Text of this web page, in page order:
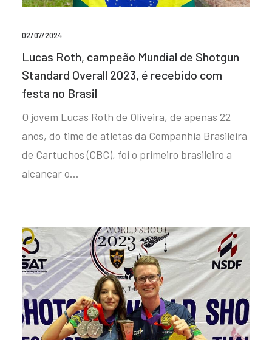
02/07/2024
Lucas Roth, campeão Mundial de Shotgun
Standard Overall 2023, é recebido com
festa no Brasil
O jovem Lucas Roth de Oliveira, de apenas 22
anos, do time de atletas da Companhia Brasileira
de Cartuchos (CBC), foi o primeiro brasileiro a
alcançar o…